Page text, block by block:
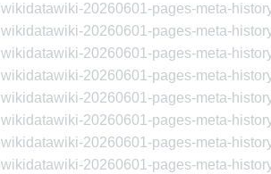
wikidatawiki-20260601-pages-meta-
wikidatawiki-20260601-pages-meta-
wikidatawiki-20260601-pages-meta-
wikidatawiki-20260601-pages-meta-
wikidatawiki-20260601-pages-meta-
wikidatawiki-20260601-pages-meta-
wikidatawiki-20260601-pages-meta-
wikidatawiki-20260601-pages-meta-